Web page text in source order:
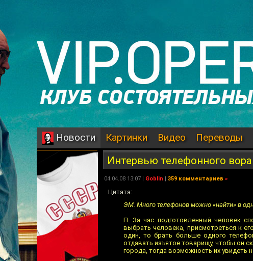
Новости Картинки Видео Переводы
Интервью телефонного вора
04.04.08 13:07 | Goblin | 359 комментариев »
Цитата:
ЭМ. Много телефонов можно «найти» в
П. За час подготовленный человек
выбрать человека, присмотреться к
один, то брать больше одного
отдавать изъятое товарищу, чтобы он
города, тогда возможность их увидеть